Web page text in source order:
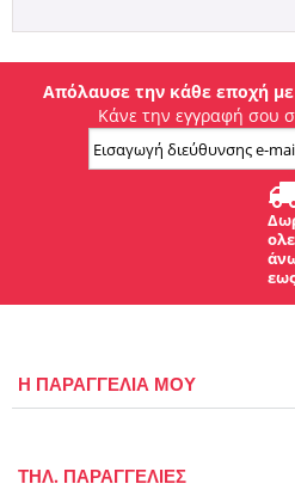
Απόλαυσε την κάθε εποχή
Κάνε την εγγραφή σου
Η ΠΑΡΑΓΓΕΛΙΑ ΜΟΥ
ΤΗΛ. ΠΑΡΑΓΓΕΛΙΕΣ